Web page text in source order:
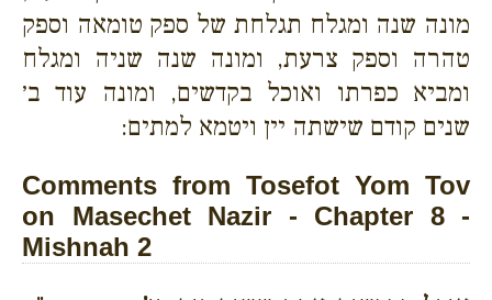
מונה שנה ומגלח תגלחת של ספק טומאה וספק
טהרה וספק צרעת, ומונה שנה שניה ומגלח
ומביא כפרתו ואוכל בקדשים, ומונה עוד ב׳
שנים קודם שישתה יין ויטמא למתים:
Comments from Tosefot Yom Tov
on Masechet Nazir - Chapter 8 -
Mishnah 2